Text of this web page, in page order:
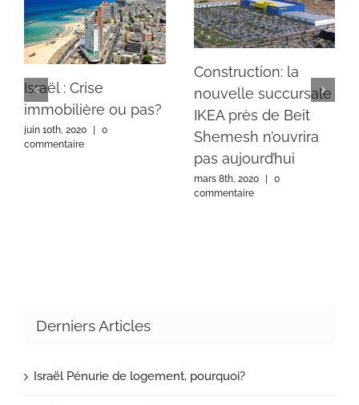
Israël : Crise
immobilière ou pas?
juin 10th, 2020 |
0
commentaire
Construction: la
nouvelle succursale
IKEA près de Beit
Shemesh n’ouvrira
pas aujourd’hui
mars 8th, 2020 |
0
commentaire
Derniers Articles
Israël Pénurie de logement, pourquoi?